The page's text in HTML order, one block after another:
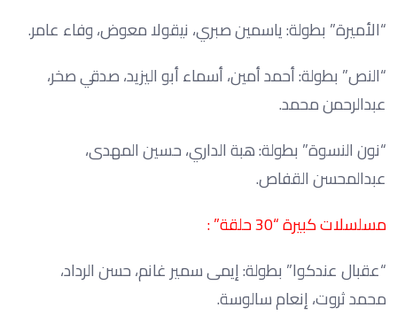
“الأميرة” بطولة: ياسمين صبري، نيقولا معوض، وفاء عامر.
“النص” بطولة: أحمد أمين، أسماء أبو اليزيد، صدقي صخر،
عبدالرحمن محمد.
“نون النسوة” بطولة: هبة الداري، حسين المهدى،
عبدالمحسن القفاص.
مسلسلات كبيرة “30 حلقة” :
“عقبال عندكوا” بطولة: إيمى سمير غانم، حسن الرداد،
محمد ثروت، إنعام سالوسة.